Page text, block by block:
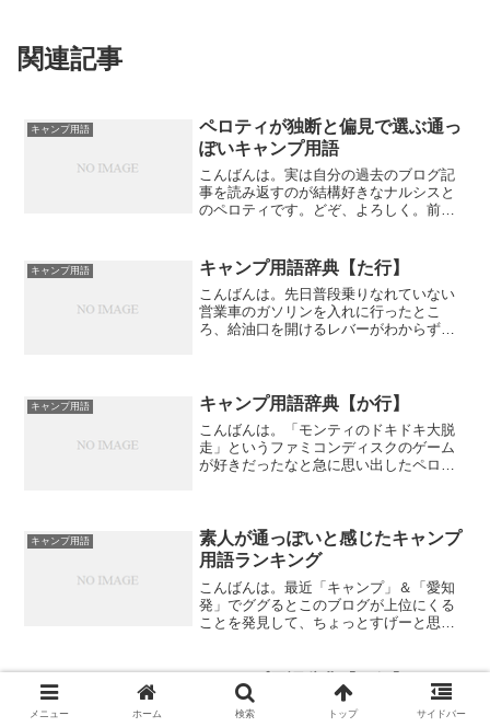
関連記事
キャンプ用語
ペロティが独断と偏見で選ぶ通っ
ぽいキャンプ用語
こんばんは。実は自分の過去のブログ記
事を読み返すのが結構好きなナルシスと
のペロティです。どぞ、よろしく。前回
プした時よりも多めのPVがありました。
しかし、せっかく見に来...
キャンプ用語 キャンプ用語辞典【た行】
こんばんは。先日普段乗りなれていない
営業車のガソリンを入れに行ったとこ
ろ、給油口を開けるレバーがわからず
閉められて、とても気まずい思...
キャンプ用語 キャンプ用語辞典【か行】
こんばんは。「モンティのドキドキ大脱
走」というファミコンディスクのゲーム
が好きだったなと急に思い出したペロテ
待ちかねの第二段です！（...
キャンプ用語
素人が通っぽいと感じたキャンプ
用語ランキング
こんばんは。最近「キャンプ」＆「愛知
発」でググるとこのブログが上位にくる
ことを発見して、ちょっとすげーと思っ
に向けていろいろと調べてきた中で、ち
ょっとかっこいいなとか、...
キャンプ用語 キャンプ用語辞典【さ行】
こんばんは。さっきまでうつらうつらし
メニュー ホーム 検索 トップ サイドバー